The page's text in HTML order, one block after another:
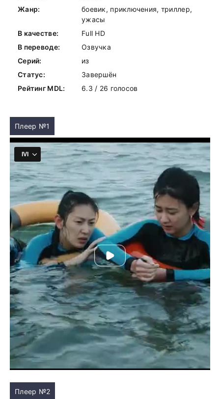
Жанр:
боевик, приключения, триллер,
ужасы
В качестве:
Full HD
В переводе:
Озвучка
Серий:
из
Статус:
Завершён
Рейтинг MDL:
6.3 / 26 голосов
Плеер №1
Плеер №2